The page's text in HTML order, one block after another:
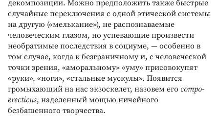
декомпозиции. Можно предположить также быстрые
случайные переключения с одной этической системы
на другую («мелькание»), не распознаваемые
человеческим глазом, но успевающие произвести
необратимые последствия в социуме, — особенно в
том случае, когда к безграничному и, с человеческой
точки зрения, «аморальному» «уму» присовокупят
«руки», «ноги», «стальные мускулы». Появится
громыхающий на нас экзоскелет, назовем его сompo-
erecticus, наделенный мощью ничейного
безбашенного творчества.